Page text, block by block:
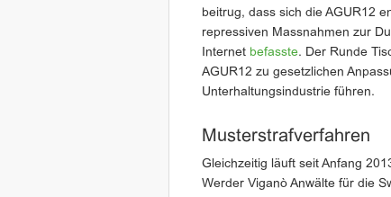
beitrug, dass sich die AGUR12
repressiven Massnahmen zur
Internet befasste. Der Runde
AGUR12 zu gesetzlichen
Unterhaltungsindustrie führen.
Musterstrafverfahren
Gleichzeitig läuft seit Anfang
Werder Viganò Anwälte für die